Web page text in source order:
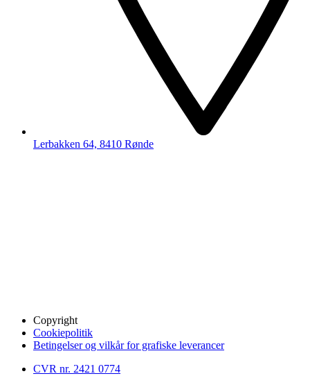
Lerbakken 64, 8410 Rønde
Copyright
Cookiepolitik
Betingelser og vilkår for grafiske leverancer
CVR nr. 2421 0774